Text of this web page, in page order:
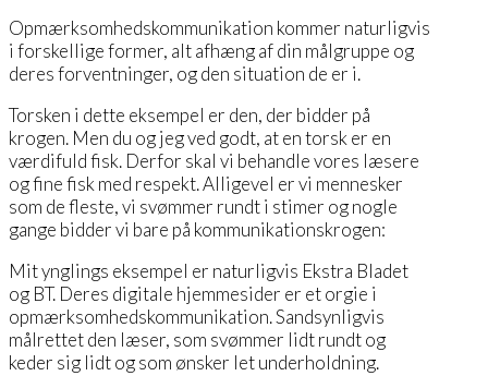
Opmærksomhedskommunikation kommer naturligvis
i forskellige former, alt afhæng af din målgruppe og
deres forventninger, og den situation de er i.
Torsken i dette eksempel er den, der bidder på
krogen. Men du og jeg ved godt, at en torsk er en
værdifuld fisk. Derfor skal vi behandle vores læsere
og fine fisk med respekt. Alligevel er vi mennesker
som de fleste, vi svømmer rundt i stimer og nogle
gange bidder vi bare på kommunikationskrogen:
Mit ynglings eksempel er naturligvis Ekstra Bladet
og BT. Deres digitale hjemmesider er et orgie i
opmærksomhedskommunikation. Sandsynligvis
målrettet den læser, som svømmer lidt rundt og
keder sig lidt og som ønsker let underholdning.